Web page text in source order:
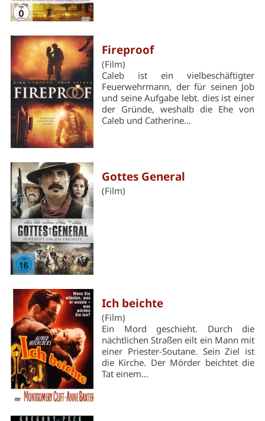
Fireproof
(Film)
Caleb ist ein vielbeschäftigter
Feuerwehrmann, der für seinen Job
und seine Aufgabe lebt. dies ist einer
der Gründe, weshalb die Ehe von
Caleb und Catherine...
Gottes General
(Film)
Ich beichte
(Film)
Ein Mord geschieht. Durch die
nächtlichen Straßen eilt ein Mann mit
einer Priester-Soutane. Sein Ziel ist
die Kirche. Der Mörder beichtet die
Tat einem...